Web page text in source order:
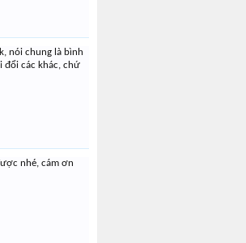
nói chung là bình
đổi các khác, chứ
nhé, cám ơn